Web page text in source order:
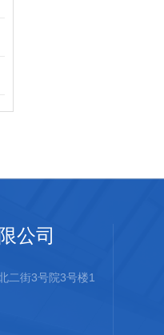
公司
二街3号院3号楼1